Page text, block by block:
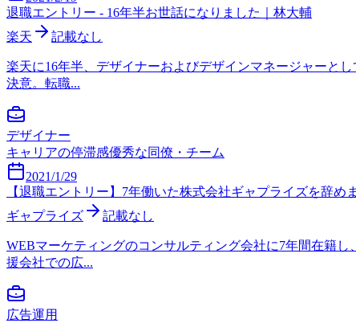
退職エントリー - 16年半お世話になりました｜林大輔
楽天
記載なし
楽天に16年半、デザイナーおよびデザインマネージャーと
決意。転職...
デザイナー
キャリアの停滞感優秀な同僚・チーム
2021/1/29
【退職エントリー】7年働いた株式会社ギャプライズを辞め
ギャプライズ
記載なし
WEBマーケティングのコンサルティング会社に7年間在籍
援会社での広...
広告運用